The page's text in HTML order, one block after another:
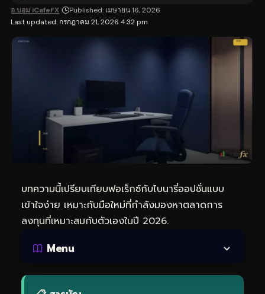
Last updated: กรกฎาคม 21, 2026 4:32 pm
อ.บอม iCafeFX Published: เมษายน 16, 2026
บทความนี้เปรียบเทียบฟอเร็กซ์กับไบนารี่ออปชั่นแบบ
เข้าใจง่าย เหมาะกับมือใหม่ที่กำลังมองหาตลาดการ
ลงทุนที่เหมาะสมกับตัวเองในปี 2026.
Menu